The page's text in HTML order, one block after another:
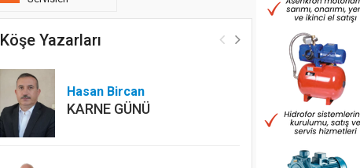
Köşe Yazarları
Hasan Bircan
KARNE GÜNÜ